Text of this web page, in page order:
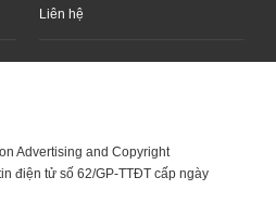
Liên hệ
Advertising and Copyright
điện tử số 62/GP-TTĐT cấp ngày